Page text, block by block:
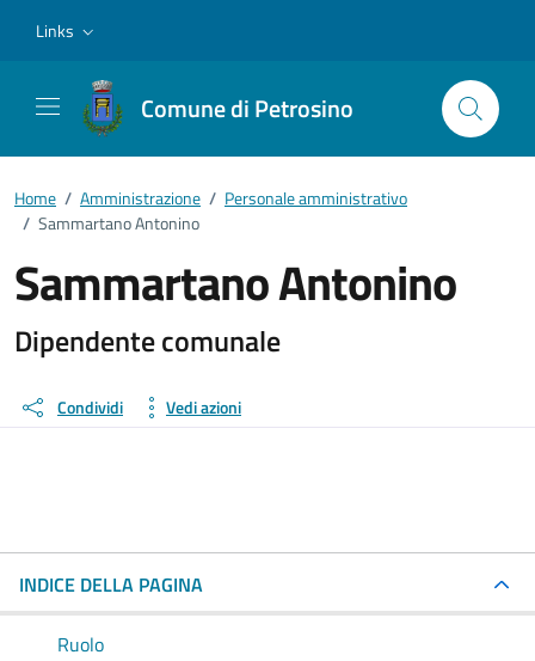
Links
Comune di Petrosino
Home / Amministrazione / Personale amministrativo
/ Sammartano Antonino
Sammartano Antonino
Dettagli della persona
Dipendente comunale
Condividi Vedi azioni
INDICE DELLA PAGINA
Ruolo